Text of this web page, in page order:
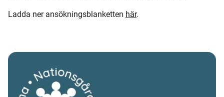
Ladda ner ansökningsblanketten här.